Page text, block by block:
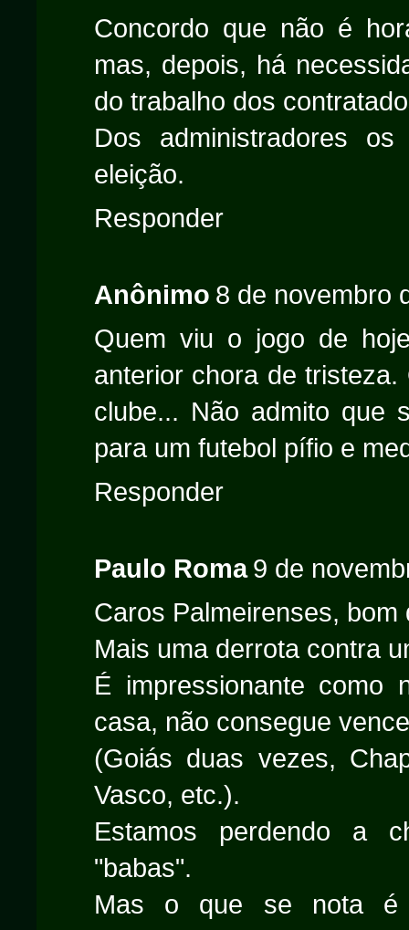
Concordo que não é
mas, depois, há
do trabalho dos
Dos administradores
eleição.
Responder
Anônimo 8 de novembro
Quem viu o jogo de
anterior chora de
clube... Não admito que
para um futebol pífio e
Responder
Paulo Roma 9 de
Caros Palmeirenses, bom
Mais uma derrota contra
É impressionante como
casa, não consegue
(Goiás duas vezes,
Vasco, etc.).
Estamos perdendo a
"babas".
Mas o que se nota é